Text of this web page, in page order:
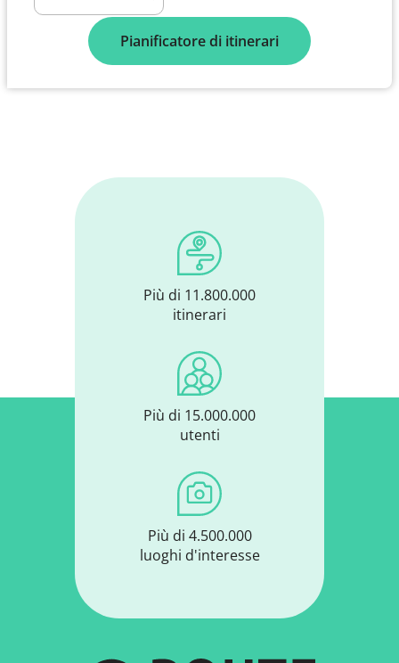
Pianificatore di itinerari
Più di 11.800.000
itinerari
Più di 15.000.000
utenti
Più di 4.500.000
luoghi d'interesse